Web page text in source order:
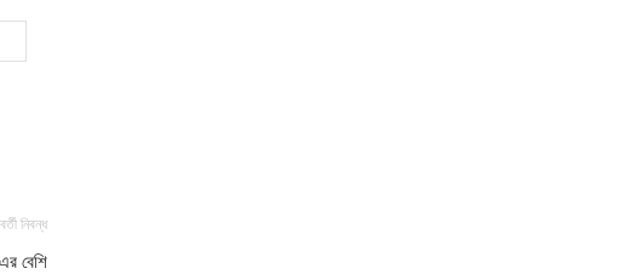
নিবন্ধ
বেশি